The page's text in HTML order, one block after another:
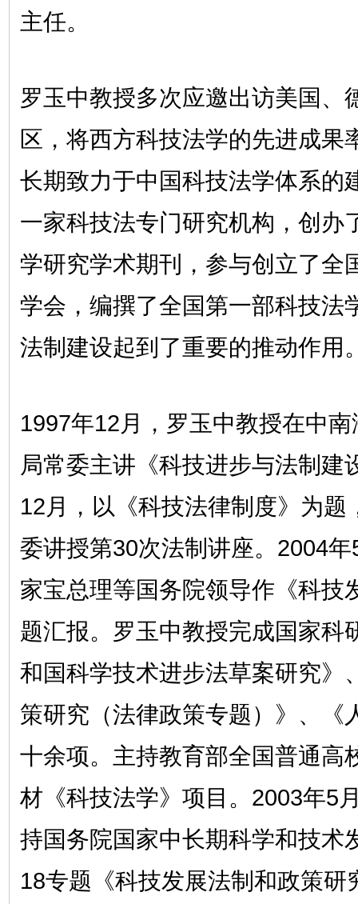
主任。
罗玉中教授多次应邀出访美国、
区，将西方科技法学的先进成果
长期致力于中国科技法学体系的
一家科技法专门研究机构，创办
学研究学术期刊，参与创立了全
学会，编撰了全国第一部科技法
法制建设起到了重要的推动作用
1997年12月，罗玉中教授在中
局常委主讲《科技进步与法制建
12月，以《科技法律制度》为题
委讲授第30次法制讲座。2004
家宝总理等国务院领导作《科技
题汇报。罗玉中教授完成国家科
和国科学技术进步法草案研究》
策研究（法律政策专题）》、《
十余项。主持教育部全国普通高
材《科技法学》项目。2003年5
持国务院国家中长期科学和技术
18专题《科技发展法制和政策研